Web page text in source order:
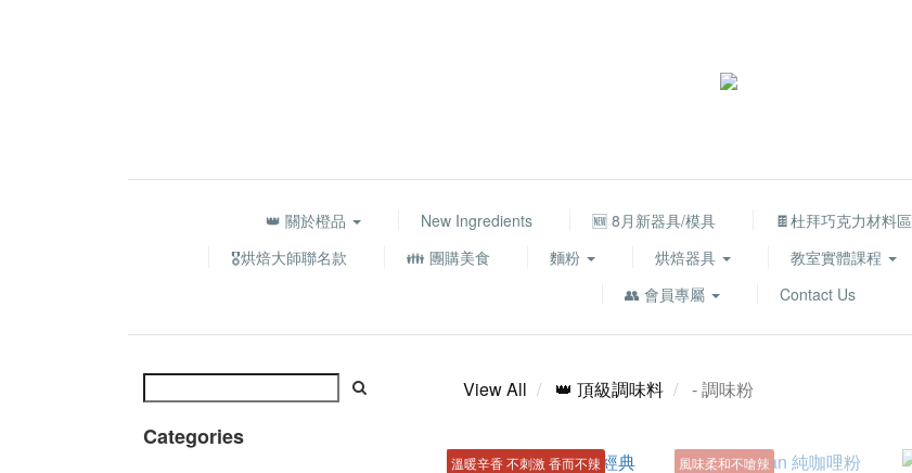
👑 關於橙品 New Ingredients 🆕 8月新器具/模具 🍫杜拜巧克力材料區
🎖️烘焙大師聯名款
👪 團購美食 麵粉 烘焙器具 教室實體課程
👥 會員專屬
Contact Us
Categories
View All 👑 頂級調味料 - 調味粉
溫暖辛香 不刺激 香而不辣 風味柔和不嗆辣